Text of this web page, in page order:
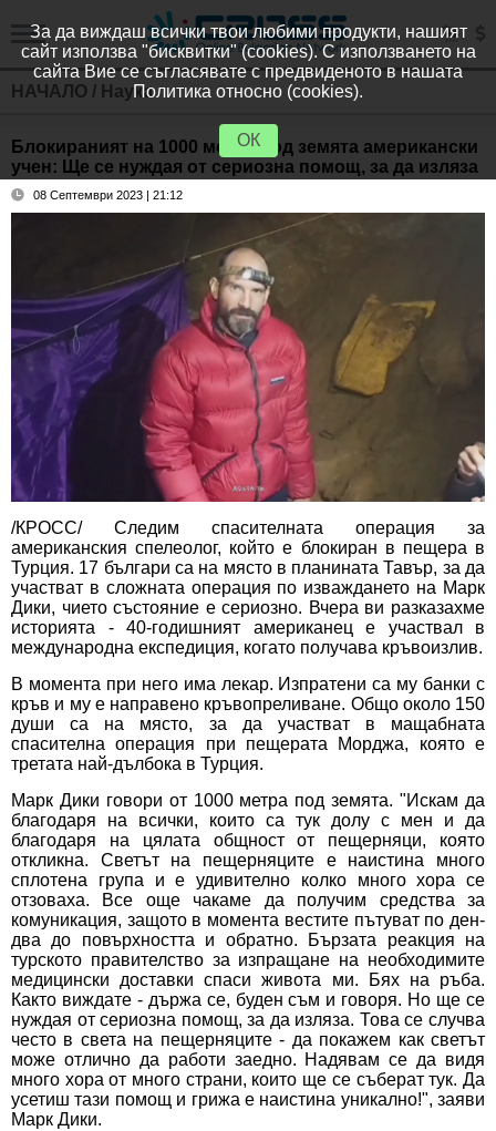
НАЧАЛО / Наука
Блокираният на 1000 метра под земята американски
учен: Ще се нуждая от сериозна помощ, за да изляза
08 Септември 2023 | 21:12
/КРОСС/ Следим спасителната операция за
американския спелеолог, който е блокиран в пещера в
Турция. 17 българи са на място в планината Тавър, за да
участват в сложната операция по изваждането на Марк
Дики, чието състояние е сериозно. Вчера ви разказахме
историята - 40-годишният американец е участвал в
международна експедиция, когато получава кръвоизлив.
В момента при него има лекар. Изпратени са му банки с
кръв и му е направено кръвопреливане. Общо около 150
души са на място, за да участват в мащабната
спасителна операция при пещерата Морджа, която е
третата най-дълбока в Турция.
Марк Дики говори от 1000 метра под земята. "Искам да
благодаря на всички, които са тук долу с мен и да
благодаря на цялата общност от пещерняци, която
откликна. Светът на пещерняците е наистина много
сплотена група и е удивително колко много хора се
отзоваха. Все още чакаме да получим средства за
комуникация, защото в момента вестите пътуват по ден-
два до повърхността и обратно. Бързата реакция на
турското правителство за изпращане на необходимите
медицински доставки спаси живота ми. Бях на ръба.
Както виждате - държа се, буден съм и говоря. Но ще се
нуждая от сериозна помощ, за да изляза. Това се случва
често в света на пещерняците - да покажем как светът
може отлично да работи заедно. Надявам се да видя
много хора от много страни, които ще се съберат тук. Да
усетиш тази помощ и грижа е наистина уникално!", заяви
Марк Дики.
За да виждаш всички твои любими продукти, нашият
сайт използва "бисквитки" (cookies). С използването на
сайта Вие се съгласявате с предвиденото в нашата
Политика относно (cookies).
ОК